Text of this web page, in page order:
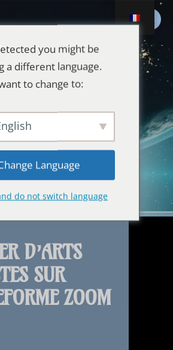
Célestes
sur la Terre et dans l'Univers
D’ARTS
SUR
ZOOM
you might be
a different language.
to change to:
Language
do not switch language